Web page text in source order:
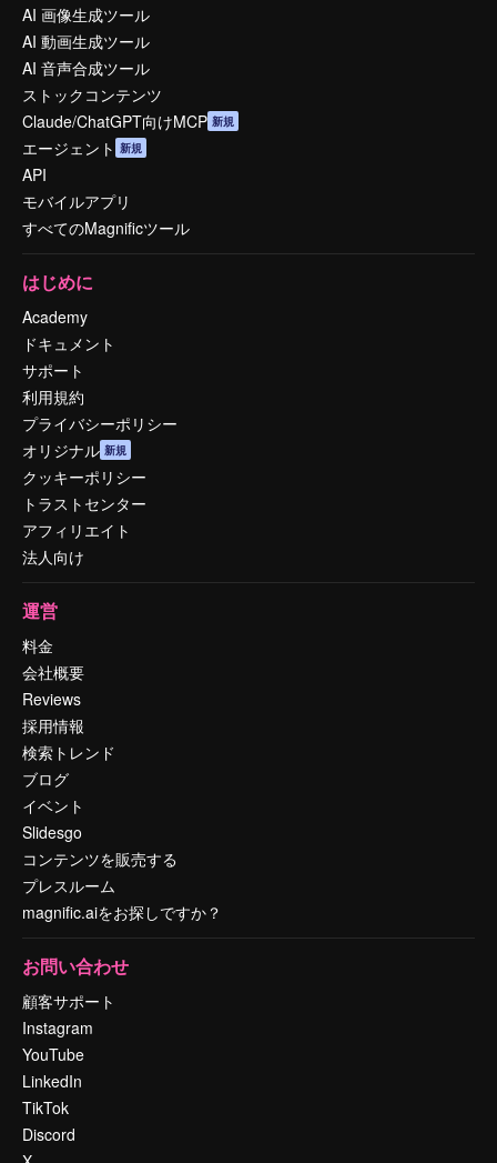
AI 画像生成ツール
AI 動画生成ツール
AI 音声合成ツール
ストックコンテンツ
Claude/ChatGPT向けMCP 新規
エージェント 新規
API
モバイルアプリ
すべてのMagnificツール
はじめに
Academy
ドキュメント
サポート
利用規約
プライバシーポリシー
オリジナル 新規
クッキーポリシー
トラストセンター
アフィリエイト
法人向け
運営
料金
会社概要
Reviews
採用情報
検索トレンド
ブログ
イベント
Slidesgo
コンテンツを販売する
プレスルーム
magnific.aiをお探しですか？
お問い合わせ
顧客サポート
Instagram
YouTube
LinkedIn
TikTok
Discord